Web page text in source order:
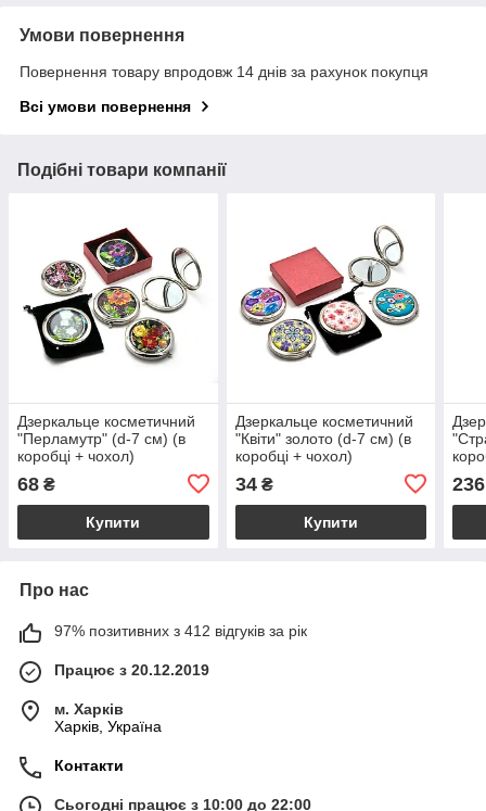
Умови повернення
Повернення товару впродовж 14 днів за рахунок покупця
Всі умови повернення
Подібні товари компанії
Дзеркальце косметичний
"Перламутр" (d-7 см) (в
коробці + чохол)
68 ₴
Купити
Дзеркальце косметичний
"Квіти" золото (d-7 см) (в
коробці + чохол)
34₴
Купити
236
Про нас
97% позитивних з 412 відгуків за рік
Працює з 20.12.2019
м. Харків
Харків, Україна
Контакти
Сьогодні працює з 10:00 до 22:00